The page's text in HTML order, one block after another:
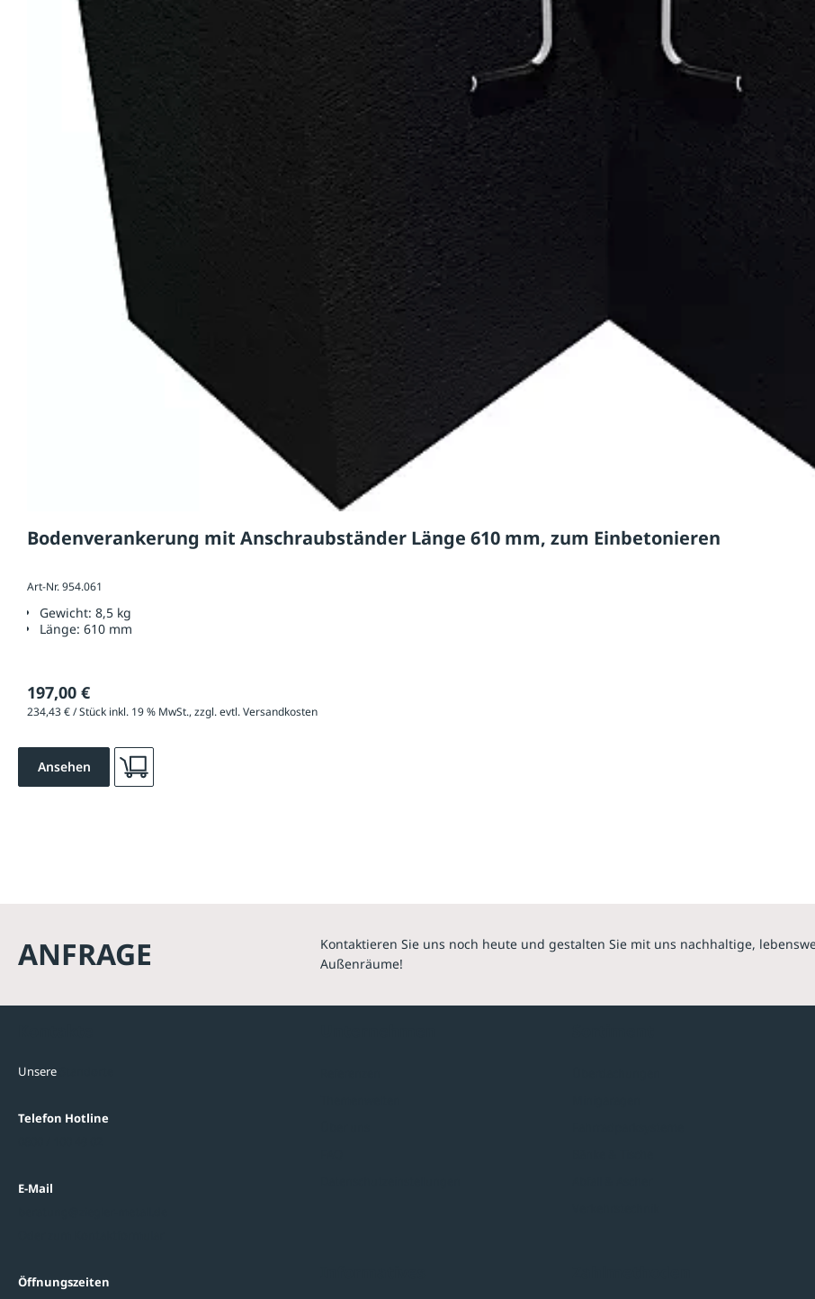
Bodenverankerung mit Anschraubständer Länge 610 mm, zum Einbetonieren
Art-Nr. 954.061
Gewicht: 8,5 kg
Länge: 610 mm
197,00 €
234,43 € / Stück inkl. 19 % MwSt., zzgl. evtl. Versandkosten
Ansehen
ANFRAGE
Kontaktieren Sie uns noch heute und gestalten Sie mit uns nachhaltige,
Außenräume!
Unsere
Telefon Hotline
E-Mail
Öffnungszeiten